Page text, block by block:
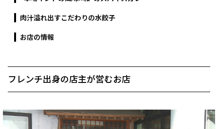
肉汁溢れ出すこだわりの水餃子
お店の情報
フレンチ出身の店主が営むお店